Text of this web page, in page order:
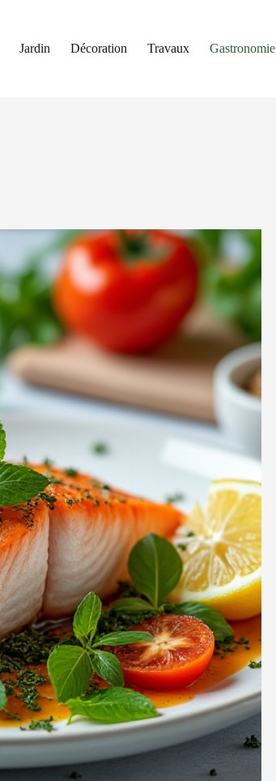
Jardin Décoration Travaux Gastronomie